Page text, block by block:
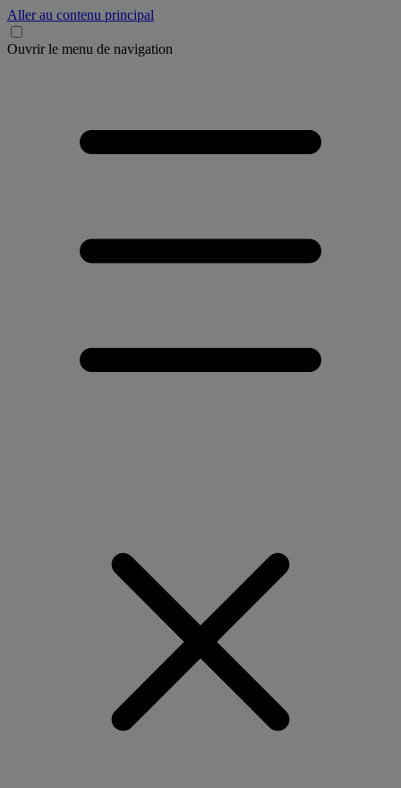
Aller au contenu principal
Ouvrir le menu de navigation